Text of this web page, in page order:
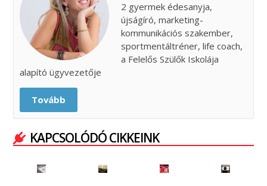
2 gyermek édesanyja,
újságíró, marketing-
kommunikációs szakember,
sportmentáltréner, life coach,
a Felelős Szülők Iskolája
alapító ügyvezetője
Tovább
KAPCSOLÓDÓ CIKKEINK